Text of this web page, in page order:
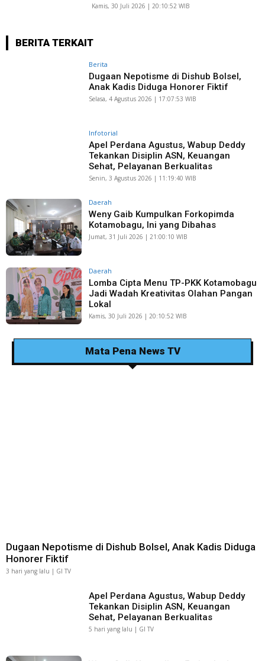
Kamis, 30 Juli 2026 | 20:10:52 WIB
BERITA TERKAIT
Berita
Dugaan Nepotisme di Dishub Bolsel,
Anak Kadis Diduga Honorer Fiktif
Selasa, 4 Agustus 2026 | 17:07:53 WIB
Infotorial
Apel Perdana Agustus, Wabup Deddy
Tekankan Disiplin ASN, Keuangan
Sehat, Pelayanan Berkualitas
Senin, 3 Agustus 2026 | 11:19:40 WIB
Daerah
Weny Gaib Kumpulkan Forkopimda
Kotamobagu, Ini yang Dibahas
Jumat, 31 Juli 2026 | 21:00:10 WIB
Daerah
Lomba Cipta Menu TP-PKK Kotamobagu
Jadi Wadah Kreativitas Olahan Pangan
Lokal
Kamis, 30 Juli 2026 | 20:10:52 WIB
Mata Pena News TV
Dugaan Nepotisme di Dishub Bolsel, Anak Kadis Diduga
Honorer Fiktif
3 hari yang lalu | GI TV
Apel Perdana Agustus, Wabup Deddy
Tekankan Disiplin ASN, Keuangan
Sehat, Pelayanan Berkualitas
5 hari yang lalu | GI TV